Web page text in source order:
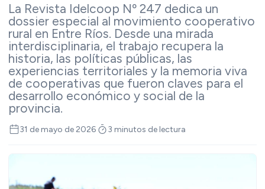
La Revista Idelcoop Nº 247 dedica un
dossier especial al movimiento cooperativo
rural en Entre Ríos. Desde una mirada
interdisciplinaria, el trabajo recupera la
historia, las políticas públicas, las
experiencias territoriales y la memoria viva
de cooperativas que fueron claves para el
desarrollo económico y social de la
provincia.
31 de mayo de 2026 3 minutos de lectura